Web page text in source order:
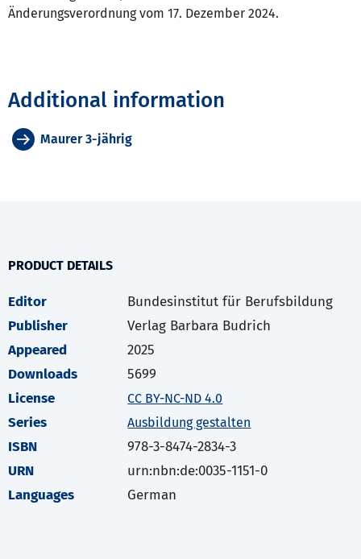
Änderungsverordnung vom 17. Dezember 2024.
Additional information
Maurer 3-jährig
PRODUCT DETAILS
Editor
Bundesinstitut für Berufsbildung
Publisher
Verlag Barbara Budrich
Appeared
2025
Downloads
5699
License
CC BY-NC-ND 4.0
Series Ausbildung gestalten
ISBN
978-3-8474-2834-3
URN
urn:nbn:de:0035-1151-0
Languages
German